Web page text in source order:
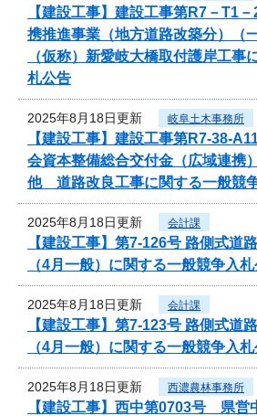
【建設工事】建設工事第R7－
携推進事業（地方道路改築分）（
（仮称）新愛岐大橋取付護岸工事
札公告
2025年8月18日更新 岐阜土木事務所
【建設工事】建設工事第R7-38-
会資本整備総合交付金（広域連携
他 道路改良工事に関する一般競
2025年8月18日更新 会計課
【建設工事】第7-126号 路側式道
（4月一般）に関する一般競争入
2025年8月18日更新 会計課
【建設工事】第7-123号 路側式道
（4月一般）に関する一般競争入
2025年8月18日更新 西濃農林事務所
【建設工事】西中第0703号 県営